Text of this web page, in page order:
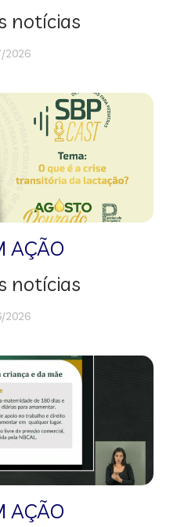
notícias
2026
AÇÃO
notícias
2026
AÇÃO